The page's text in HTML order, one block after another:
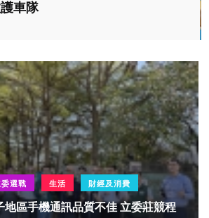
車隊
選戰 生活 財經及消費
手機通訊品質不佳 立委莊競程